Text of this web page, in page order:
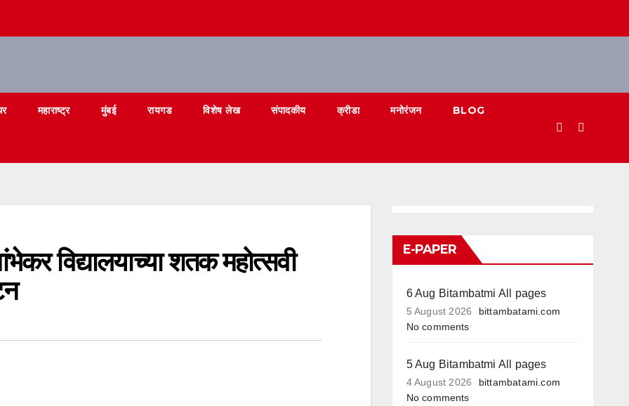
महाराष्ट्र मुंबई रायगड विशेष लेख संपादकीय क्रीडा मनोरंजन BLOG
विद्यालयाच्या शतक महोत्सवी
E-PAPER
6 Aug Bitambatmi All pages
5 August 2026
bittambatami.com
No comments
5 Aug Bitambatmi All pages
4 August 2026
bittambatami.com
No comments